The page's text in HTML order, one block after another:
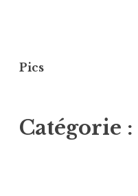
au
Pics
Catégorie :